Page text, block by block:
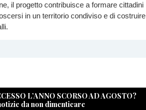
il progetto contribuisce a formare cittadini
in un territorio condiviso e di costruire
L’ANNO SCORSO AD AGOSTO?
da non dimenticare